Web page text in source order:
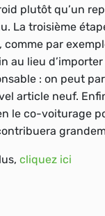
plutôt qu’un
La troisième
comme par
au lieu
: on peut
article neuf.
le co-voiturage
cliquez ici